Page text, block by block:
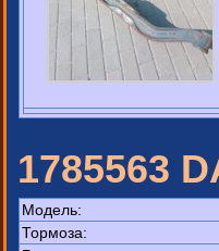
1785563
Модель:
Тормоза: